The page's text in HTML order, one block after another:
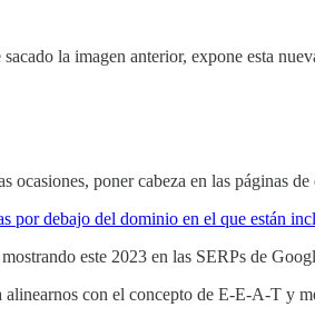
la imagen anterior, expone esta
ocasiones, poner cabeza en las páginas
por debajo del dominio en el que están
mostrando este 2023 en las SERPs de
alinearnos con el concepto de E-E-A-T y